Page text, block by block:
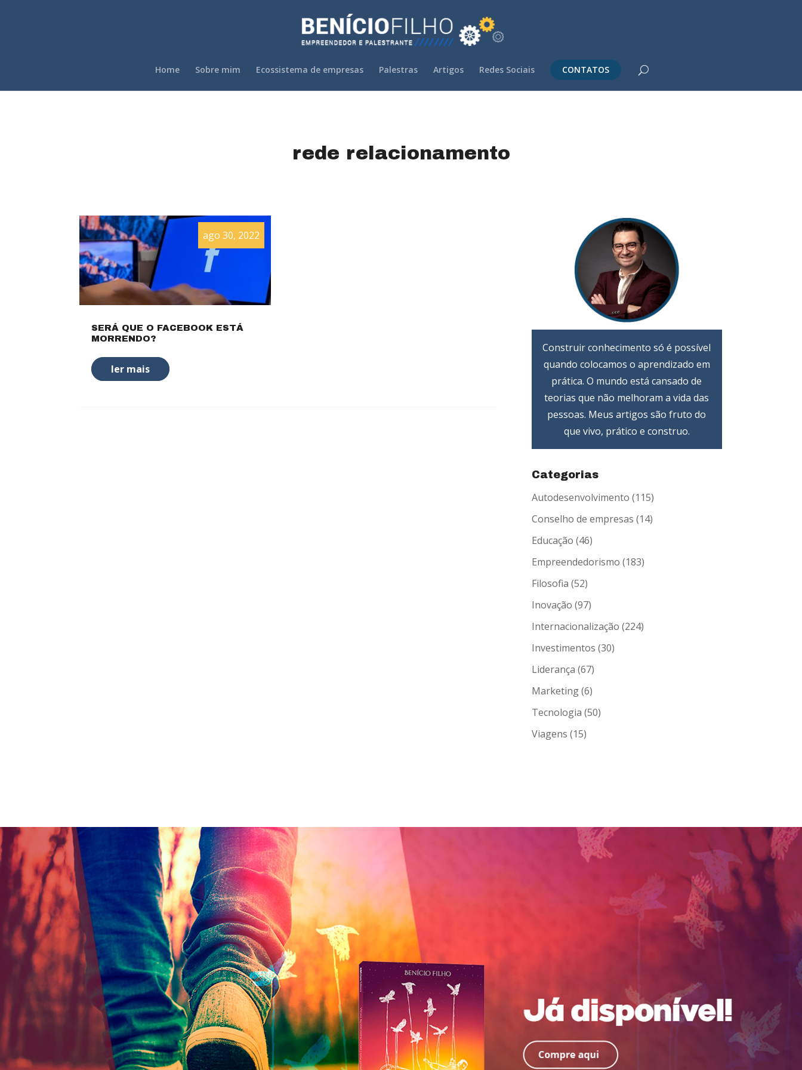
Home Sobre mim Ecossistema de empresas Palestras Artigos Redes Sociais CONTATOS
rede relacionamento
SERÁ QUE O FACEBOOK ESTÁ
MORRENDO?
ago 30, 2022
ler mais
Construir conhecimento só é possível
quando colocamos o aprendizado em
prática. O mundo está cansado de
teorias que não melhoram a vida das
pessoas. Meus artigos são fruto do
que vivo, prático e construo.
Categorias
Autodesenvolvimento (115)
Conselho de empresas (14)
Educação (46)
Empreendedorismo (183)
Filosofia (52)
Inovação (97)
Internacionalização (224)
Investimentos (30)
Liderança (67)
Marketing(6)
Tecnologia (50)
Viagens (15)